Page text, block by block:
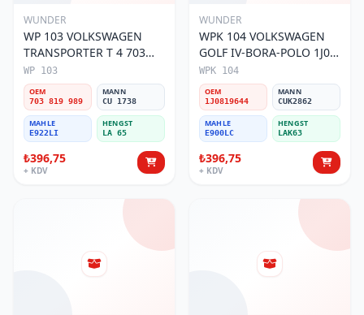
WUNDER
WP 103 VOLKSWAGEN
TRANSPORTER T 4 703
819 989 Polen Filtresi
WP 103
OEM
703 819 989
MANN
CU 1738
MAHLE
E922LI
HENGST
LA 65
₺396,75
+ KDV
WUNDER
WPK 104 VOLKSWAGEN
GOLF IV-BORA-POLO 1J0
819 644 Polen Filtresi
WPK 104
OEM
1J0819644
MANN
CUK2862
MAHLE
E900LC
HENGST
LAK63
₺396,75
+ KDV